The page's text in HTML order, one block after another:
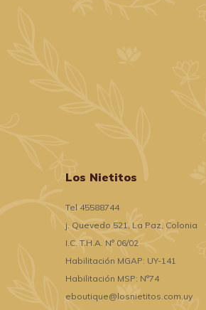
Los Nietitos
Tel 45588744
j. Quevedo 521, La Paz, Colonia
I.C. T.H.A. N° 06/02
Habilitación MGAP: UY-141
Habilitación MSP: N°74
eboutique@losnietitos.com.uy